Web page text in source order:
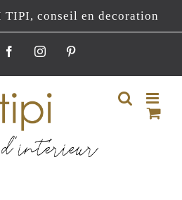
TIPI, conseil en decoration
FacebookInstagramPinterest